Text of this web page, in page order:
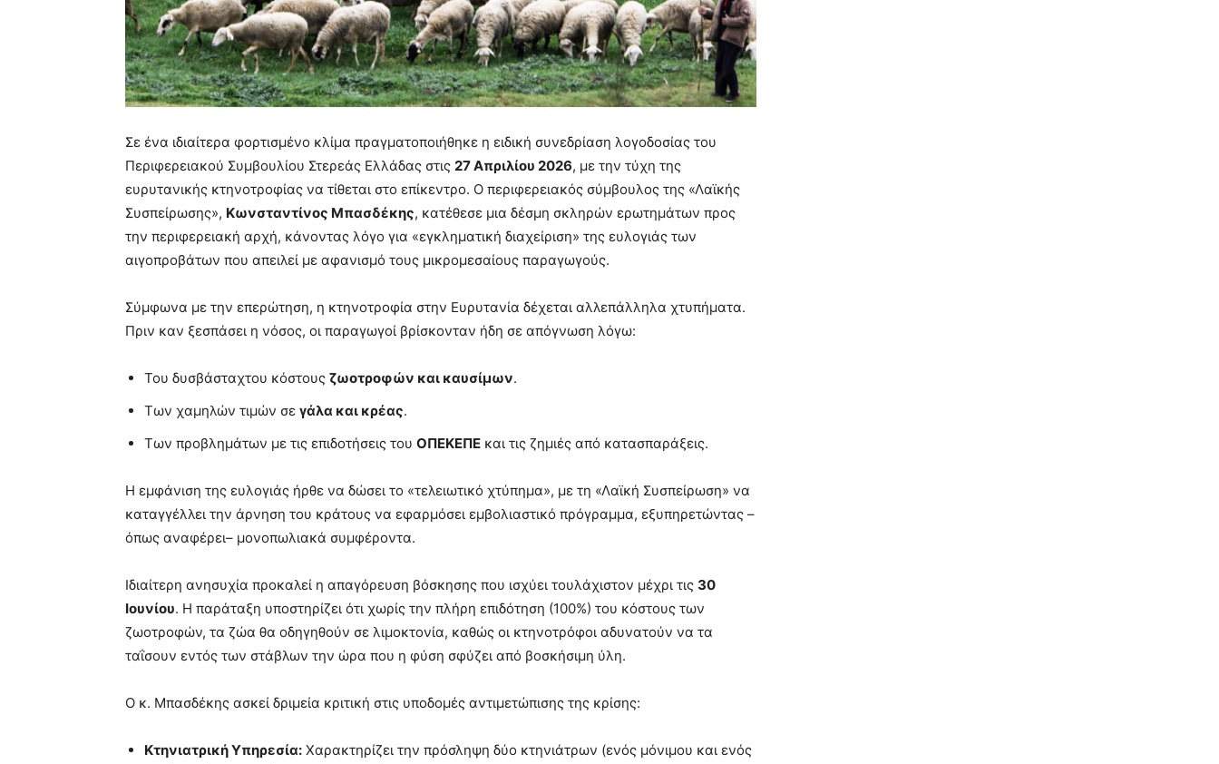
Σε ένα ιδιαίτερα φορτισμένο κλίμα πραγματοποιήθηκε η ειδική συνεδρίαση λογοδοσίας του
Περιφερειακού Συμβουλίου Στερεάς Ελλάδας στις 27 Απριλίου 2026, με την τύχη της
ευρυτανικής κτηνοτροφίας να τίθεται στο επίκεντρο. Ο περιφερειακός σύμβουλος της «Λαϊκής
Συσπείρωσης», Κωνσταντίνος Μπασδέκης, κατέθεσε μια δέσμη σκληρών ερωτημάτων προς
την περιφερειακή αρχή, κάνοντας λόγο για «εγκληματική διαχείριση» της ευλογιάς των
αιγοπροβάτων που απειλεί με αφανισμό τους μικρομεσαίους παραγωγούς.
Σύμφωνα με την επερώτηση, η κτηνοτροφία στην Ευρυτανία δέχεται αλλεπάλληλα χτυπήματα.
Πριν καν ξεσπάσει η νόσος, οι παραγωγοί βρίσκονταν ήδη σε απόγνωση λόγω:
Του δυσβάσταχτου κόστους ζωοτροφών και καυσίμων.
Των χαμηλών τιμών σε γάλα και κρέας.
Των προβλημάτων με τις επιδοτήσεις του ΟΠΕΚΕΠΕ και τις ζημιές από κατασπαράξεις.
Η εμφάνιση της ευλογιάς ήρθε να δώσει το «τελειωτικό χτύπημα», με τη «Λαϊκή Συσπείρωση» να
καταγγέλλει την άρνηση του κράτους να εφαρμόσει εμβολιαστικό πρόγραμμα, εξυπηρετώντας –
όπως αναφέρει– μονοπωλιακά συμφέροντα.
Ιδιαίτερη ανησυχία προκαλεί η απαγόρευση βόσκησης που ισχύει τουλάχιστον μέχρι τις 30
Ιουνίου. Η παράταξη υποστηρίζει ότι χωρίς την πλήρη επιδότηση (100%) του κόστους των
ζωοτροφών, τα ζώα θα οδηγηθούν σε λιμοκτονία, καθώς οι κτηνοτρόφοι αδυνατούν να τα
ταΐσουν εντός των στάβλων την ώρα που η φύση σφύζει από βοσκήσιμη ύλη.
Ο κ. Μπασδέκης ασκεί δριμεία κριτική στις υποδομές αντιμετώπισης της κρίσης:
Κτηνιατρική Υπηρεσία: Χαρακτηρίζει την πρόσληψη δύο κτηνιάτρων (ενός μόνιμου και ενός